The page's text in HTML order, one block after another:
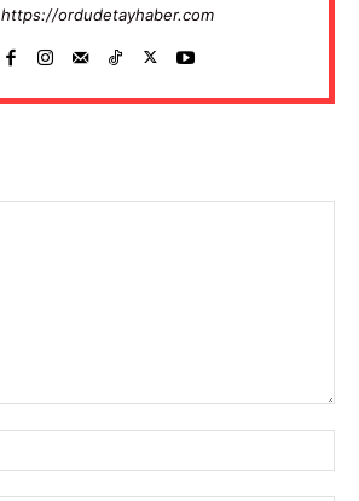
https://ordudetayhaber.com